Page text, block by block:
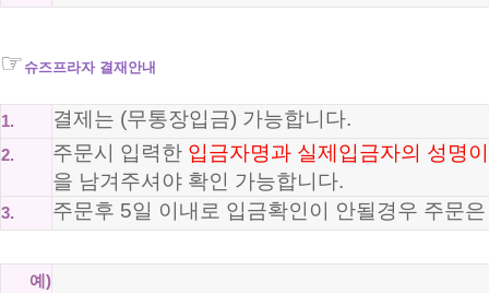
☞ 슈즈프라자 결재안내
1. 결제는 (무통장입금) 가능합니다.
2. 주문시 입력한 입금자명과 실제입금자의 성명
을 남겨주셔야 확인 가능합니다.
3. 주문후 5일 이내로 입금확인이 안될경우 주문
예)